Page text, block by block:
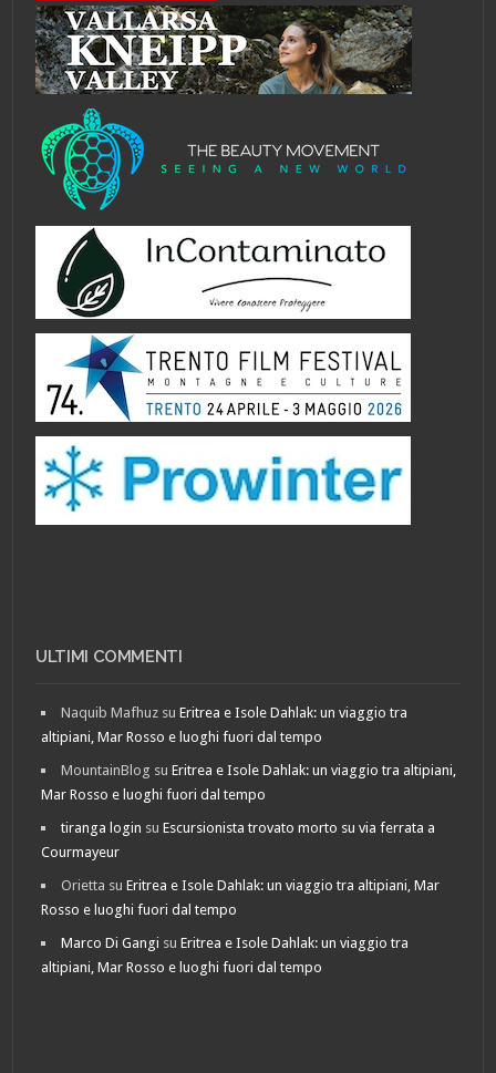
ULTIMI COMMENTI
Naquib Mafhuz suEritrea e Isole Dahlak: un viaggio tra
altipiani, Mar Rosso e luoghi fuori dal tempo
MountainBlog suEritrea e Isole Dahlak: un viaggio tra altipiani,
Mar Rosso e luoghi fuori dal tempo
tiranga login suEscursionista trovato morto su via ferrata a
Courmayeur
Orietta suEritrea e Isole Dahlak: un viaggio tra altipiani, Mar
Rosso e luoghi fuori dal tempo
Marco Di Gangi suEritrea e Isole Dahlak: un viaggio tra
altipiani, Mar Rosso e luoghi fuori dal tempo